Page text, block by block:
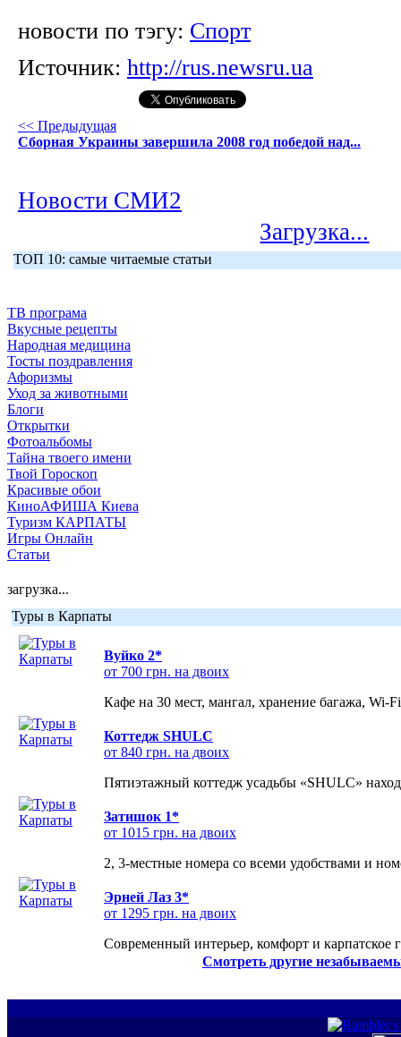
новости по тэгу: Спорт
Источник: http://rus.newsru.ua
<< Предыдущая
Сборная Украины завершила 2008 год победой над...
Новости СМИ2
Загрузка...
ТОП 10: самые читаемые статьи
ТВ програма
Вкусные рецепты
Народная медицина
Тосты поздравления
Афоризмы
Уход за животными
Блоги
Открытки
Фотоальбомы
Тайна твоего имени
Твой Гороскоп
Красивые обои
КиноАФИША Киева
Туризм КАРПАТЫ
Игры Онлайн
Статьи
загрузка...
Туры в Карпаты
Вуйко 2*
от 700 грн. на двоих
Кафе на 30 мест, мангал, хранение багажа, Wi-
Коттедж SHULC
от 840 грн. на двоих
Пятиэтажный коттедж усадьбы «SHULC»
Затишок 1*
от 1015 грн. на двоих
2, 3-местные номера со всеми удобствами и
Эрней Лаз 3*
от 1295 грн. на двоих
Современный интерьер, комфорт и карпатское
Смотреть другие